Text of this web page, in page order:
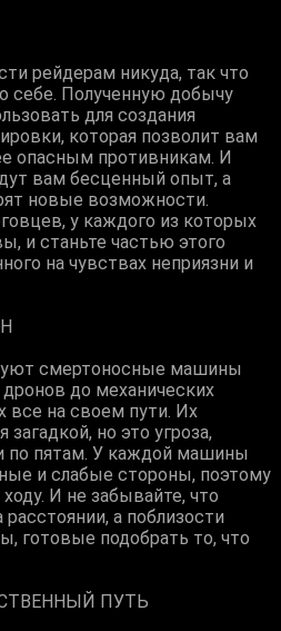
рейдерам никуда, так что
себе. Полученную добычу
для создания
которая позволит вам
опасным противникам. И
вам бесценный опыт, а
новые возможности.
у каждого из которых
и станьте частью этого
на чувствах неприязни и
смертоносные машины
до механических
все на своем пути. Их
но это угроза,
по пятам. У каждой машины
и слабые стороны, поэтому
И не забывайте, что
а поблизости
готовые подобрать то, что
ПУТЬ